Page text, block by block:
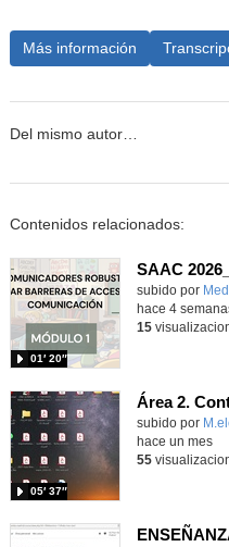
Más información
Del mismo autor…
Contenidos relacionados:
SAAC
subido por
01′ 20″
hace 4
15
Área 2.
Contenido
subido por
05′ 37″
hace un mes
55